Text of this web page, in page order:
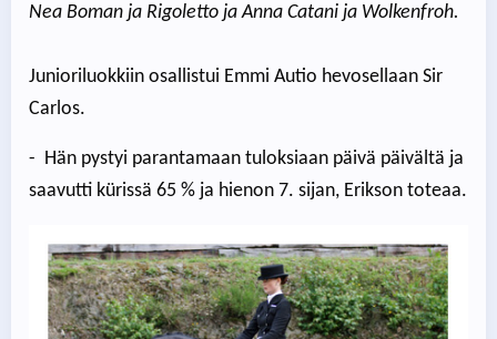
Nea Boman ja Rigoletto ja Anna Catani ja Wolkenfroh.
Junioriluokkiin osallistui Emmi Autio hevosellaan Sir
Carlos.
- Hän pystyi parantamaan tuloksiaan päivä päivältä ja
saavutti kürissä 65 % ja hienon 7. sijan, Erikson toteaa.